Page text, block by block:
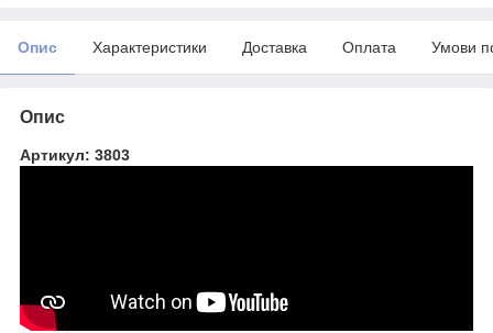
Опис Характеристики Доставка Оплата Умови
Опис
Артикул: 3803